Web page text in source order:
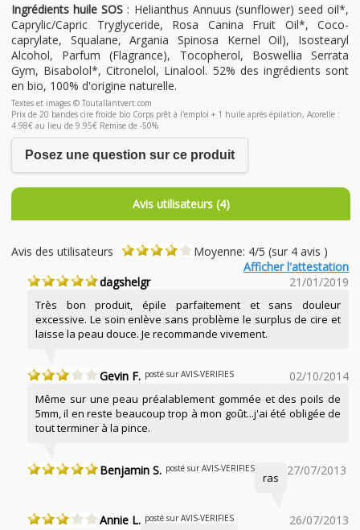
Ingrédients huile SOS : Helianthus Annuus (sunflower) seed oil*,
Caprylic/Capric Tryglyceride, Rosa Canina Fruit Oil*, Coco-
caprylate, Squalane, Argania Spinosa Kernel Oil), Isostearyl
Alcohol, Parfum (Flagrance), Tocopherol, Boswellia Serrata
Gym, Bisabolol*, Citronelol, Linalool. 52% des ingrédients sont
en bio, 100% d'origine naturelle.
Textes et images © Toutallantvert.com
Prix de 20 bandes cire froide bio Corps prêt à l'emploi + 1 huile après épilation, Acorelle :
4.98€ au lieu de 9.95€ Remise de -50%
Posez une question sur ce produit
Avis utilisateurs (4)
Avis des utilisateurs
Moyenne: 4/5 (sur 4 avis )
Afficher l'attestation
dagshelgr
21/01/2019
Très bon produit, épile parfaitement et sans douleur
excessive. Le soin enlève sans problème le surplus de cire et
laisse la peau douce. Je recommande vivement.
Gevin F. posté sur AVIS-VERIFIES 02/10/2014
Même sur une peau préalablement gommée et des poils de
5mm, il en reste beaucoup trop à mon goût...j'ai été obligée de
tout terminer à la pince.
Benjamin S. posté sur AVIS-VERIFIES 27/07/2013
ras
Annie L. posté sur AVIS-VERIFIES 26/07/2013